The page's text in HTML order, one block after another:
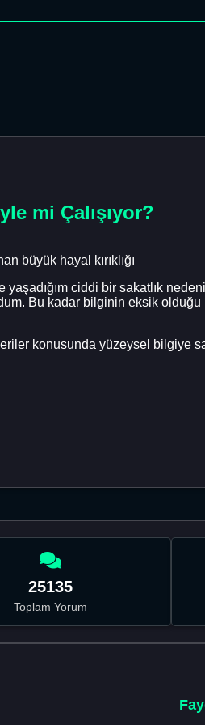
mi Çalışıyor?
büyük hayal kırıklığı
yaşadığım ciddi bir sakatlık
Bu kadar bilginin eksik
konusunda yüzeysel bilgiye
25135
Toplam Yorum